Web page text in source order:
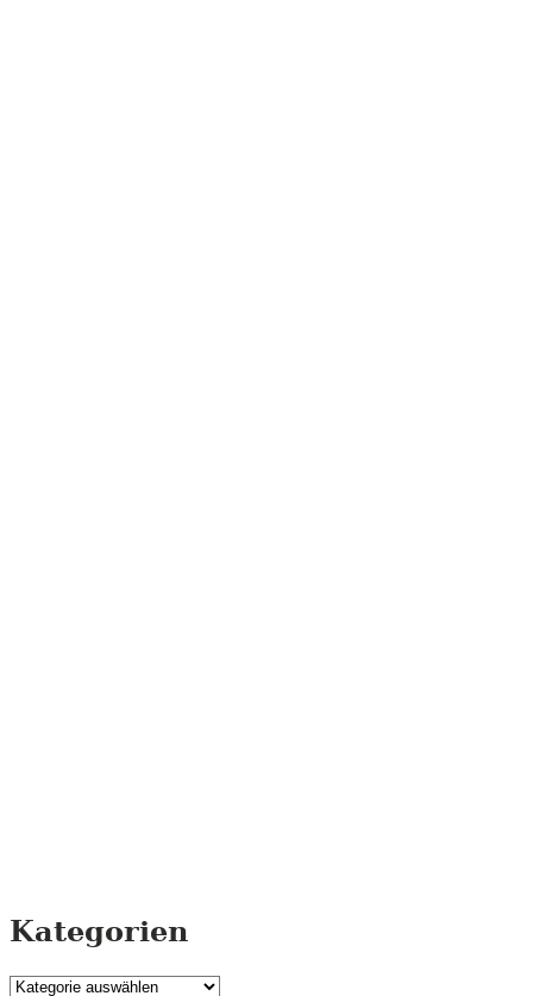
Kategorien
Kategorien